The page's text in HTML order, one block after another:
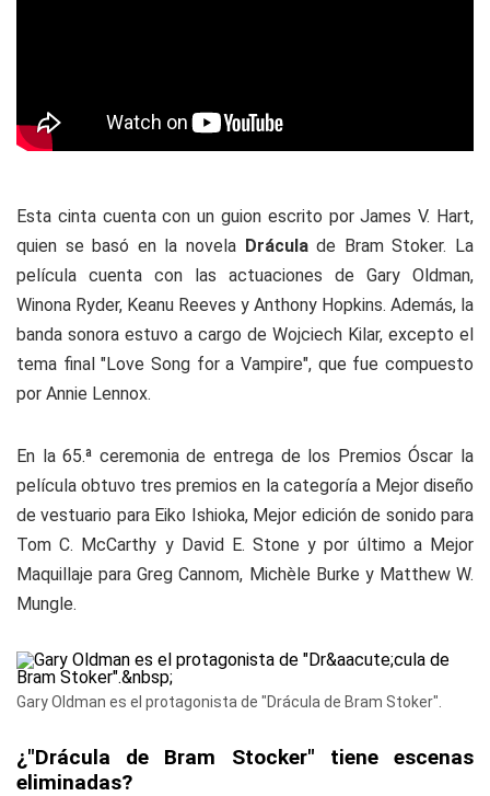
Esta cinta cuenta con un guion escrito por James V. Hart,
quien se basó en la novela Dráculade Bram Stoker. La
película cuenta con las actuaciones de Gary Oldman,
Winona Ryder, Keanu Reeves y Anthony Hopkins. Además, la
banda sonora estuvo a cargo de Wojciech Kilar, excepto el
tema final "Love Song for a Vampire", que fue compuesto
por Annie Lennox.
En la 65.ª ceremonia de entrega de los Premios Óscar la
película obtuvo tres premios en la categoría a Mejor diseño
de vestuario para Eiko Ishioka, Mejor edición de sonido para
Tom C. McCarthy y David E. Stone y por último a Mejor
Maquillaje para Greg Cannom, Michèle Burke y Matthew W.
Mungle.
Gary Oldman es el protagonista de "Drácula de Bram Stoker".
¿"Drácula de Bram Stocker" tiene escenas
eliminadas?